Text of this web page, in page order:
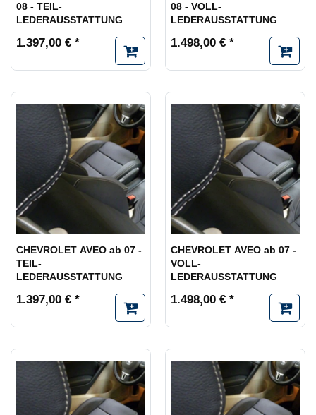
08 - TEIL-
LEDERAUSSTATTUNG
1.397,00 € *
08 - VOLL-
LEDERAUSSTATTUNG
1.498,00 € *
CHEVROLET AVEO ab 07 -
TEIL-
LEDERAUSSTATTUNG
1.397,00 € *
CHEVROLET AVEO ab 07 -
VOLL-
LEDERAUSSTATTUNG
1.498,00 € *